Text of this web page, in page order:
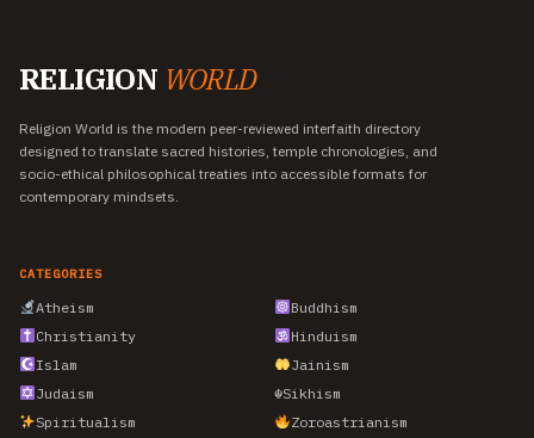
RELIGION WORLD
Religion World is the modern peer-reviewed interfaith directory
designed to translate sacred histories, temple chronologies, and
socio-ethical philosophical treaties into accessible formats for
contemporary mindsets.
CATEGORIES
Atheism
Buddhism
Christianity
Hinduism
Islam
Jainism
Judaism
☬Sikhism
Spiritualism
Zoroastrianism